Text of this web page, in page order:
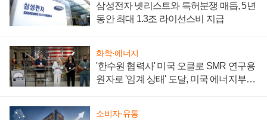
삼성전자 넷리스트와 특허분쟁 매듭, 5년
동안 최대 1.3조 라이선스비 지급
화학·에너지
'한수원 협력사' 미국 오클로 SMR 연구용
원자로 '임계 상태' 도달, 미국 에너지부
소비자·유통